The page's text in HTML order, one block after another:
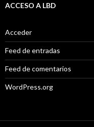
ACCESO A LBD
Acceder
Feed de entradas
Feed de comentarios
WordPress.org